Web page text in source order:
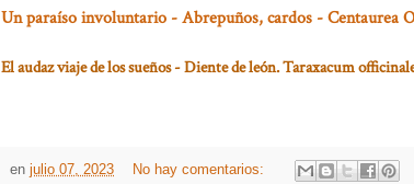
Un paraíso involuntario - Abrepuños, cardos - Centaurea
El audaz viaje de los sueños - Diente de león. Taraxacum
en julio 07, 2023 No hay comentarios: